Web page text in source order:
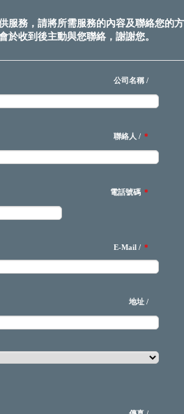
服務，請將所需服務的內容及聯絡您的方
於收到後主動與您聯絡，謝謝您。
公司名稱 /
聯絡人 / *
電話號碼 *
E-Mail / *
地址 /